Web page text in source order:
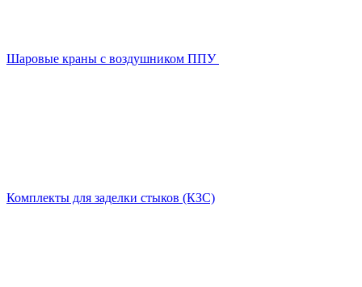
Шаровые краны с воздушником ППУ
Комплекты для заделки стыков (КЗС)